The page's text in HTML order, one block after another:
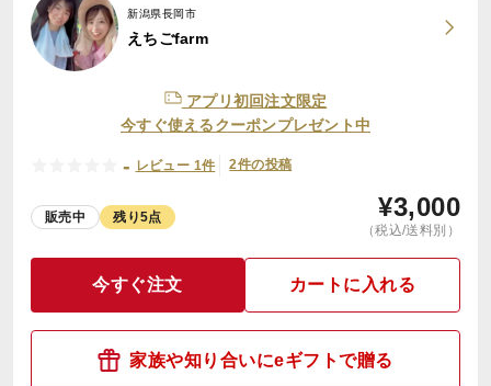
新潟県長岡市
えちごfarm
アプリ初回注文限定
今すぐ使えるクーポンプレゼント中
- レビュー 1件 2件の投稿
販売中 残り5点 ¥3,000
（税込/送料別）
今すぐ注文 カートに入れる
家族や知り合いにeギフトで贈る